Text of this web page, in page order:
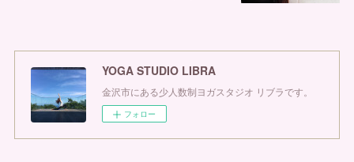
YOGA STUDIO LIBRA
金沢市にある少人数制ヨガスタジオ リブラです。
フォロー